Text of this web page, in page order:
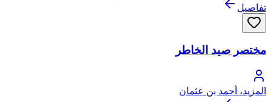
تفاصيل
مختصر صيد الخاطر
المزيد، أحمد بن عثمان